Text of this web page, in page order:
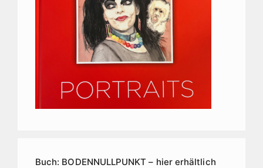
Buch: BODENNULLPUNKT – hier erhältlich